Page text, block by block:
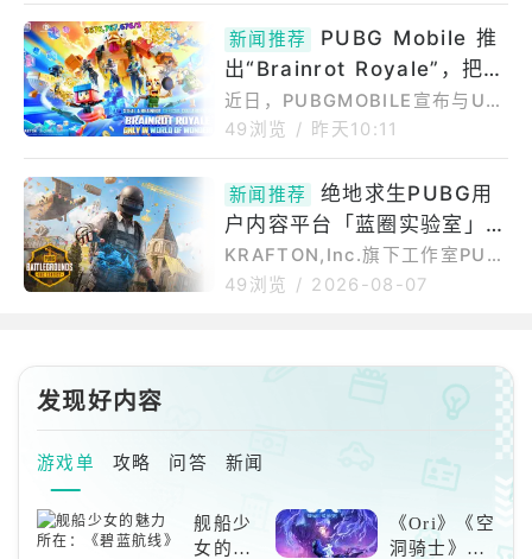
的SurvivalStage，最终在8月1
4日至16日上演三天总决赛。从
分组
曾名为《绝地求生》（PlayerUn
known&#39;sBattleground
s）的游戏才刚刚起步。随着《绝
地求生》开发商Krafton打造名
为《绝地求生：游乐场》（PUB
G:Playgrounds）的世界创作引
擎，他们发起了一项竞赛，将向
在《绝地求生》中创作内容的
新闻推荐
PUBG Mobile 推
出“Brainrot Royale”，把梗
文化搬进 World of Wonde
r
近日，PUBGMOBILE宣布与UG
C游戏工作室DoBigStudios合
ainrotRoyale”。这次联动的核
心，不再只是传统意义上的枪战
对抗，而是把近几年在互联网上
爆红的“Brainrot”梗文化、角色
收藏和轻度策略玩法，融合进PU
49浏览 / 昨天10:11
新闻推荐
绝地求生PUBG用
户内容平台「蓝圈实验室」将
登场官方推出总奖金95,000
美金模组创作大赛
KRAFTON,Inc.旗下工作室PUB
GSTUDIOS将于《绝地求生》中
在此探索并游玩其他玩家创作的
游戏。官方今（6）日宣布，为庆
与Overwolf旗下模组与扩充元件
平台之一CurseForge合作，举
办「PUBGxCurseForgeUGC创
作大赛」，提供总金
49浏览 / 2026-08-07
发现好内容
游戏单 攻略 问答 新闻
舰船少
女的魅
《Ori》《空
洞骑士》